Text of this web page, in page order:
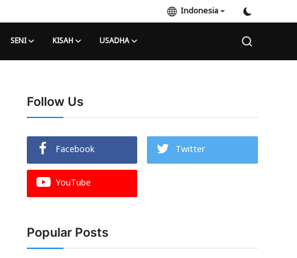
Indonesia
SENI KISAH USADHA
Follow Us
Facebook
Twitter
YouTube
Popular Posts